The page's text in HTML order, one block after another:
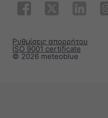
© 2026 meteoblue
ISO 9001 certificate
Ρυθμίσεις απορρήτου